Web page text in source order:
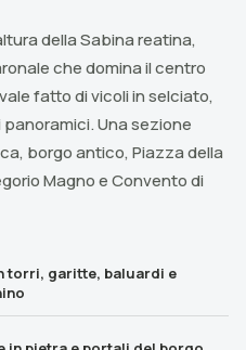
della Sabina reatina,
che domina il centro
fatto di vicoli in selciato,
Una sezione
borgo antico, Piazza della
Magno e Convento di
torri, garitte, baluardi e